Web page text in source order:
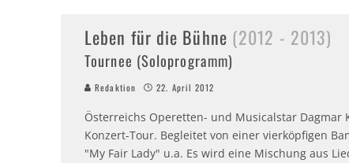
Leben für die Bühne (2012 - 2013)
Tournee (Soloprogramm)
Redaktion 22. April 2012
Österreichs Operetten- und Musicalstar
Konzert-Tour. Begleitet von einer vierköpfigen
"My Fair Lady" u.a. Es wird eine Mischung aus